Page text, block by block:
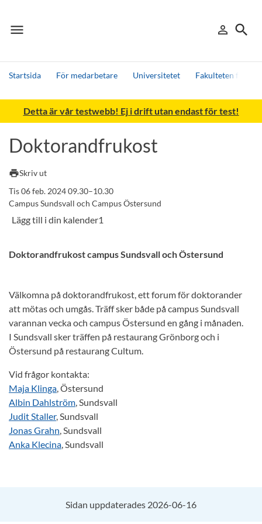
menu
Meny person_outline
Logga in
search
Sök
Startsida För medarbetare Universitetet Fakulteten för
Sök
Andra söktjänster
Detta är vår testwebb! Ej i drift utan endast för test!
Doktorandfrukost
printSkriv ut
Tis 06 feb. 2024 09.30–10.30
Campus Sundsvall och Campus Östersund
Doktorandfrukost campus Sundsvall och Östersund
Välkomna på doktorandfrukost, ett forum för doktorander
att mötas och umgås. Träff sker både på campus Sundsvall
varannan vecka och campus Östersund en gång i månaden.
I Sundsvall sker träffen på restaurang Grönborg och i
Östersund på restaurang Cultum.
Vid frågor kontakta:
Maja Klinga, Östersund
Albin Dahlström, Sundsvall
Judit Staller, Sundsvall
Jonas Grahn, Sundsvall
Anka Klecina, Sundsvall
Sidan uppdaterades 2026-06-16